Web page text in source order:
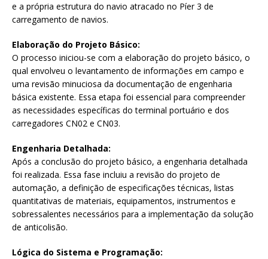
e a própria estrutura do navio atracado no Píer 3 de
carregamento de navios.
Elaboração do Projeto Básico:
O processo iniciou-se com a elaboração do projeto básico, o
qual envolveu o levantamento de informações em campo e
uma revisão minuciosa da documentação de engenharia
básica existente. Essa etapa foi essencial para compreender
as necessidades específicas do terminal portuário e dos
carregadores CN02 e CN03.
Engenharia Detalhada:
Após a conclusão do projeto básico, a engenharia detalhada
foi realizada. Essa fase incluiu a revisão do projeto de
automação, a definição de especificações técnicas, listas
quantitativas de materiais, equipamentos, instrumentos e
sobressalentes necessários para a implementação da solução
de anticolisão.
Lógica do Sistema e Programação: